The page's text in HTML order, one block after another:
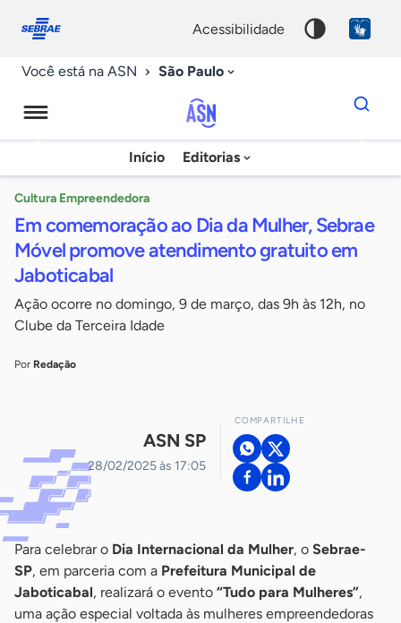
conosco
acessibilidade
Você está na ASN São Paulo
Agência
Sebrae
Notícias
Início Editorias
Dados
para
chave
Cultura Empreendedora
Em comemoração ao Dia da Mulher, Sebrae
Móvel promove atendimento gratuito em
Jaboticabal
Ação ocorre no domingo, 9 de março, das 9h às 12h, no
Clube da Terceira Idade
Por Redação
ASN SP
28/02/2025 às 17:05
COMPARTILHE
Para celebrar o Dia Internacional da Mulher, o Sebrae-
SP, em parceria com a Prefeitura Municipal de
Jaboticabal, realizará o evento “Tudo para Mulheres”,
uma ação especial voltada às mulheres empreendedoras